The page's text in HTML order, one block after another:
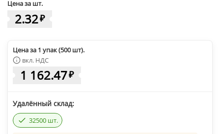
Цена за шт.
2.32₽
Цена за 1 упак (500 шт).
вкл. НДС
1 162.47₽
Удалённый склад:
32500 шт.